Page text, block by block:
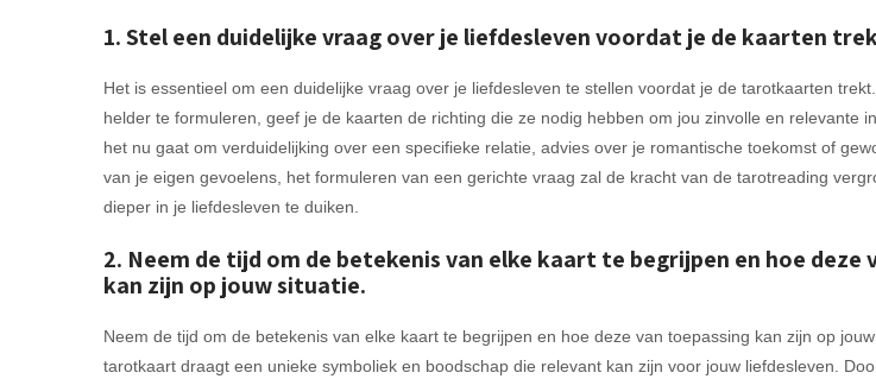
1. Stel een duidelijke vraag over je liefdesleven voordat je de kaarten
Het is essentieel om een duidelijke vraag over je liefdesleven te stellen voordat je de tarotkaarten
helder te formuleren, geef je de kaarten de richting die ze nodig hebben om jou zinvolle en relevante
het nu gaat om verduidelijking over een specifieke relatie, advies over je romantische toekomst of
van je eigen gevoelens, het formuleren van een gerichte vraag zal de kracht van de tarotreading
dieper in je liefdesleven te duiken.
2. Neem de tijd om de betekenis van elke kaart te begrijpen en hoe deze
kan zijn op jouw situatie.
Neem de tijd om de betekenis van elke kaart te begrijpen en hoe deze van toepassing kan zijn op
tarotkaart draagt een unieke symboliek en boodschap die relevant kan zijn voor jouw liefdesleven.